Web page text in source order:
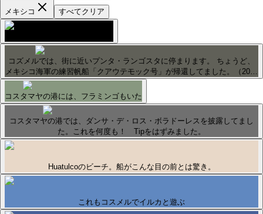
メキシコ すべてクリア
コズメルでは、街に近いプンタ・ランゴスタに停まります。 ちょうど、
メキシコ海軍の練習帆船「クアウテモック号」が帰還してました。（20…
コスタマヤの港には、フラミンゴもいた
コスタマヤの港では、ダンサ・デ・ロス・ボラドーレスを披露してまし
た。これを何度も！ Tipをはずみました。
Huatulcoのビーチ。船がこんな目の前とは驚き。
これもコスメルでイルカと遊ぶ